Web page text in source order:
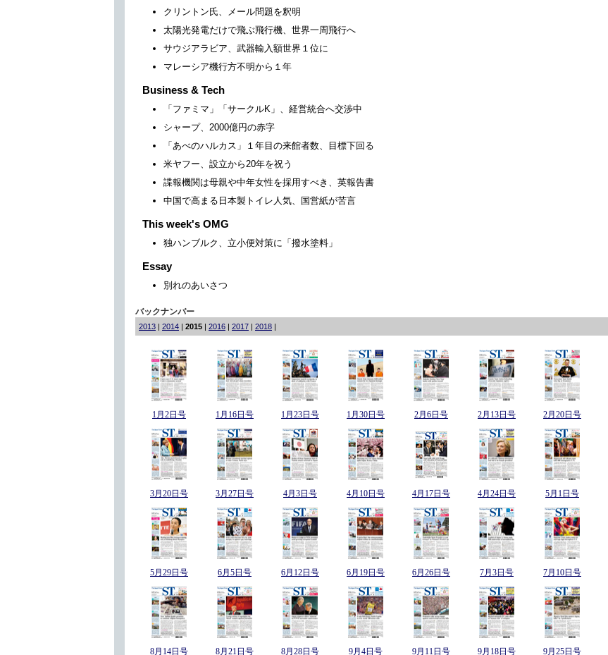
クリントン氏、メール問題を釈明
太陽光発電だけで飛ぶ飛行機、世界一周飛行へ
サウジアラビア、武器輸入額世界１位に
マレーシア機行方不明から１年
Business & Tech
「ファミマ」「サークルK」、経営統合へ交渉中
シャープ、2000億円の赤字
「あべのハルカス」１年目の来館者数、目標下回る
米ヤフー、設立から20年を祝う
諜報機関は母親や中年女性を採用すべき、英報告書
中国で高まる日本製トイレ人気、国営紙が苦言
This week's OMG
独ハンブルク、立小便対策に「撥水塗料」
Essay
別れのあいさつ
バックナンバー
2013 | 2014 | 2015 | 2016 | 2017 | 2018 |
1月2日号 1月16日号 1月23日号 1月30日号 2月6日号 2月13日号 2月20日号
3月20日号 3月27日号 4月3日号 4月10日号 4月17日号 4月24日号 5月1日号
5月29日号 6月5日号 6月12日号 6月19日号 6月26日号 7月3日号 7月10日号
8月14日号 8月21日号 8月28日号 9月4日号 9月11日号 9月18日号 9月25日号